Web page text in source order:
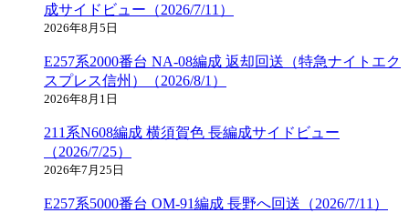
成サイドビュー（2026/7/11）
2026年8月5日
E257系2000番台 NA-08編成 返却回送（特急ナイトエク
スプレス信州）（2026/8/1）
2026年8月1日
211系N608編成 横須賀色 長編成サイドビュー
（2026/7/25）
2026年7月25日
E257系5000番台 OM-91編成 長野へ回送（2026/7/11）